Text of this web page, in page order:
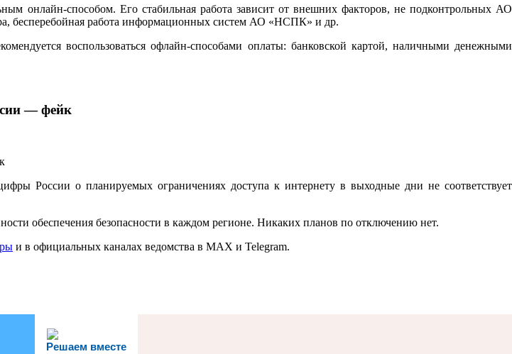
онлайн-способом. Его стабильная работа зависит от внешних факторов, не подконтрольных АО
бесперебойная работа информационных систем АО «НСПК» и др.
воспользоваться офлайн-способами оплаты: банковской картой, наличными денежными
— фейк
России о планируемых ограничениях доступа к интернету в выходные дни не соответствует
обеспечения безопасности в каждом регионе. Никаких планов по отключению нет.
и в официальных каналах ведомства в MAX и Telegram.
Решаем вместе